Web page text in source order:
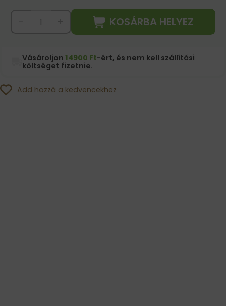
KOSÁRBA HELYEZ
Vásároljon14900 Ft-ért, és nem kell szállítási
költséget fizetnie.
Add hozzá a kedvencekhez